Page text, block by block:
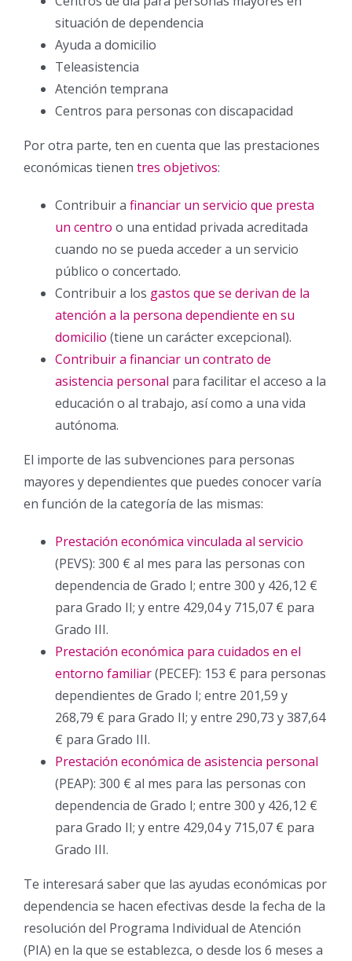
situación de dependencia
Ayuda a domicilio
Teleasistencia
Atención temprana
Centros para personas con discapacidad
Por otra parte, ten en cuenta que las prestaciones
económicas tienen tres objetivos:
Contribuir a financiar un servicio que presta
un centro o una entidad privada acreditada
cuando no se pueda acceder a un servicio
público o concertado.
Contribuir a los gastos que se derivan de la
atención a la persona dependiente en su
domicilio (tiene un carácter excepcional).
Contribuir a financiar un contrato de
asistencia personal para facilitar el acceso a la
educación o al trabajo, así como a una vida
autónoma.
El importe de las subvenciones para personas
mayores y dependientes que puedes conocer varía
en función de la categoría de las mismas:
Prestación económica vinculada al servicio
(PEVS): 300 € al mes para las personas con
dependencia de Grado I; entre 300 y 426,12 €
para Grado II; y entre 429,04 y 715,07 € para
Grado III.
Prestación económica para cuidados en el
entorno familiar(PECEF): 153 € para personas
dependientes de Grado I; entre 201,59 y
268,79 € para Grado II; y entre 290,73 y 387,64
€ para Grado III.
Prestación económica de asistencia personal
(PEAP): 300 € al mes para las personas con
dependencia de Grado I; entre 300 y 426,12 €
para Grado II; y entre 429,04 y 715,07 € para
Grado III.
Te interesará saber que las ayudas económicas por
dependencia se hacen efectivas desde la fecha de la
resolución del Programa Individual de Atención
(PIA) en la que se establezca, o desde los 6 meses a